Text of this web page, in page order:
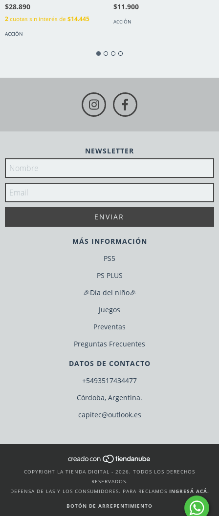
$28.890
2cuotas sin interés de $14.445
ACCIÓN
$11.900
ACCIÓN
NEWSLETTER
MÁS INFORMACIÓN
PS5
PS PLUS
🎉Día del niño🎉
Juegos
Preventas
Preguntas Frecuentes
DATOS DE CONTACTO
+5493517434477
Córdoba, Argentina.
capitec@outlook.es
COPYRIGHT LA TIENDA DIGITAL - 2026. TODOS LOS DERECHOS
RESERVADOS.
DEFENSA DE LAS Y LOS CONSUMIDORES. PARA RECLAMOS INGRESÁ ACÁ.
BOTÓN DE ARREPENTIMIENTO